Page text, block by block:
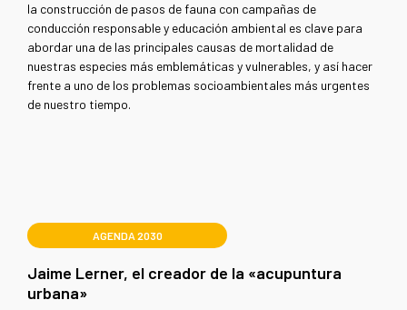
la construcción de pasos de fauna con campañas de
conducción responsable y educación ambiental es clave para
abordar una de las principales causas de mortalidad de
nuestras especies más emblemáticas y vulnerables, y así hacer
frente a uno de los problemas socioambientales más urgentes
de nuestro tiempo.
AGENDA 2030
Jaime Lerner, el creador de la «acupuntura
urbana»